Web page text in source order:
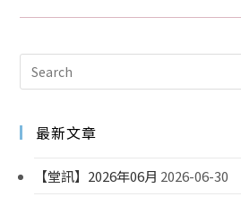
最新文章
【堂訊】2026年06月 2026-06-30